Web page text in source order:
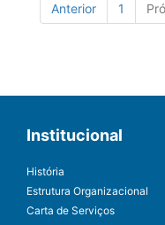
Anterior 1
Institucional
História
Estrutura Organizacional
Carta de Serviços